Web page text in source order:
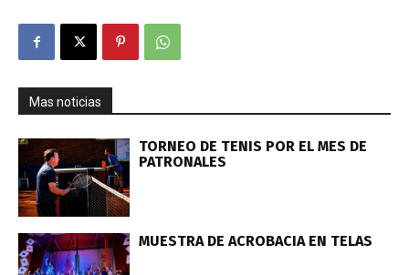
Mas noticias
TORNEO DE TENIS POR EL MES DE
PATRONALES
MUESTRA DE ACROBACIA EN TELAS